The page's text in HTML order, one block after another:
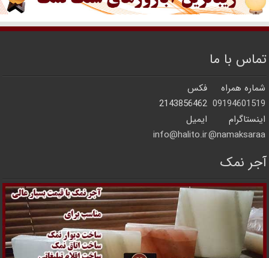
تماس با ما
شماره همراه
فکس
09194601519
2143856462
اینستاگرام
ایمیل
namaksaraa@
info@halito.ir
آجر نمک